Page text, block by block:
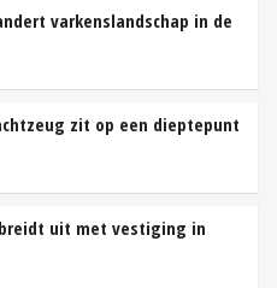
varkenslandschap in de
zit op een dieptepunt
breidt uit met vestiging in